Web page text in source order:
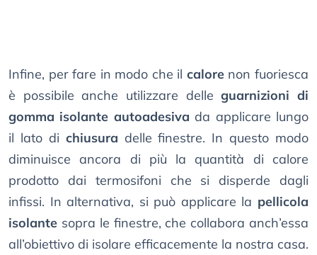
Infine, per fare in modo che il calorenon fuoriesca
è possibile anche utilizzare delleguarnizioni di
gomma isolante autoadesiva da applicare lungo
il lato di chiusura delle finestre. In questo modo
diminuisce ancora di più la quantità di calore
prodotto dai termosifoni che si disperde dagli
infissi. In alternativa, si può applicare la pellicola
isolante sopra le finestre, che collabora anch’essa
all’obiettivo di isolare efficacemente la nostra casa.